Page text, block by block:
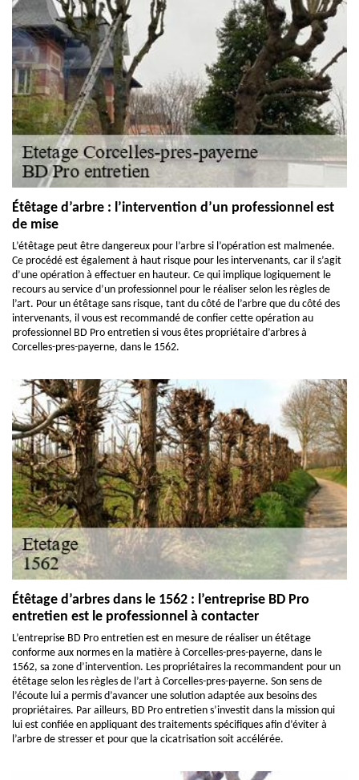
Étêtage d’arbre : l’intervention d’un professionnel est
de mise
L’étêtage peut être dangereux pour l’arbre si l’opération est malmenée.
Ce procédé est également à haut risque pour les intervenants, car il s’agit
d’une opération à effectuer en hauteur. Ce qui implique logiquement le
recours au service d’un professionnel pour le réaliser selon les règles de
l’art. Pour un étêtage sans risque, tant du côté de l’arbre que du côté des
intervenants, il vous est recommandé de confier cette opération au
professionnel BD Pro entretien si vous êtes propriétaire d’arbres à
Corcelles-pres-payerne, dans le 1562.
Étêtage d’arbres dans le 1562 : l’entreprise BD Pro
entretien est le professionnel à contacter
L’entreprise BD Pro entretien est en mesure de réaliser un étêtage
conforme aux normes en la matière à Corcelles-pres-payerne, dans le
1562, sa zone d’intervention. Les propriétaires la recommandent pour un
étêtage selon les règles de l’art à Corcelles-pres-payerne. Son sens de
l’écoute lui a permis d’avancer une solution adaptée aux besoins des
propriétaires. Par ailleurs, BD Pro entretien s’investit dans la mission qui
lui est confiée en appliquant des traitements spécifiques afin d’éviter à
l’arbre de stresser et pour que la cicatrisation soit accélérée.